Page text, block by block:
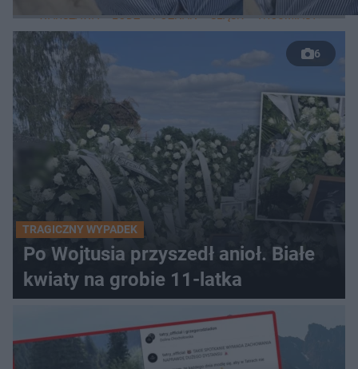
ŁÓDŹ POZNAŃ ŚLĄSK TRÓJMIASTO
6
TRAGICZNY WYPADEK
Po Wojtusia przyszedł anioł. Białe
kwiaty na grobie 11-latka